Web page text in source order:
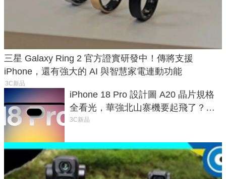
三星 Galaxy Ring 2 官方證實研發中！傳將支援
iPhone，還有強大的 AI 與智慧家電連動功能
3C新品
iPhone 18 Pro 設計圖 A20 晶片規格
全看光，華強北山寨機要起飛了？專
家曝山寨機無法復刻兩大關鍵
3C新品